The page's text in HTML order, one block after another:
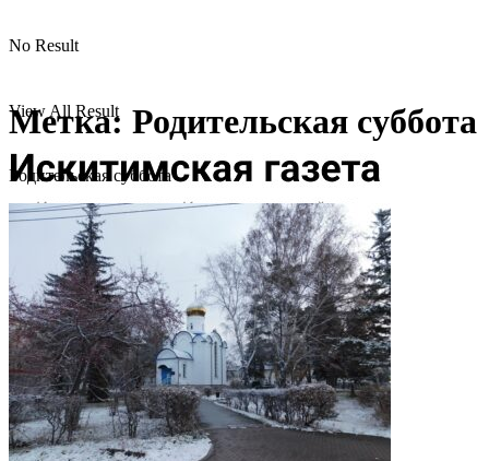
No Result
View All Result
Метка: Родительская суббота
Родительская суббота